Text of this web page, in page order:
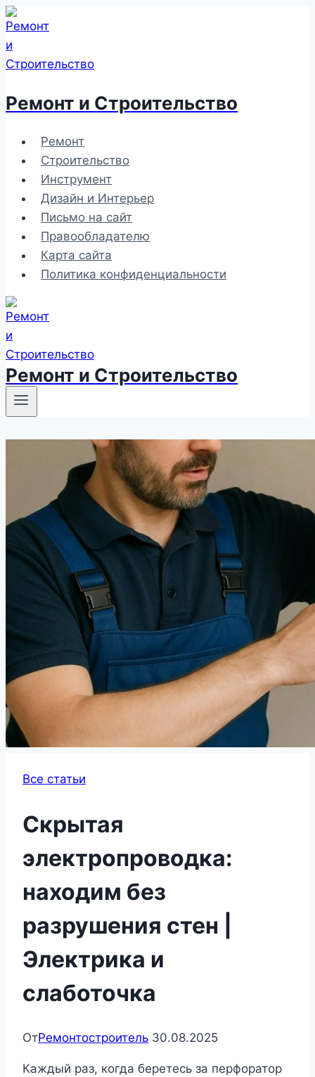
Перейти
к
содержимому
Ремонт и Строительство
Ремонт
Строительство
Инструмент
Дизайн и Интерьер
Письмо на сайт
Правообладателю
Карта сайта
Политика конфиденциальности
Ремонт и Строительство
Все статьи
Скрытая
электропроводка:
находим без
разрушения стен |
Электрика и
слаботочка
ОтРемонтостроитель 30.08.2025
Каждый раз, когда беретесь за перфоратор